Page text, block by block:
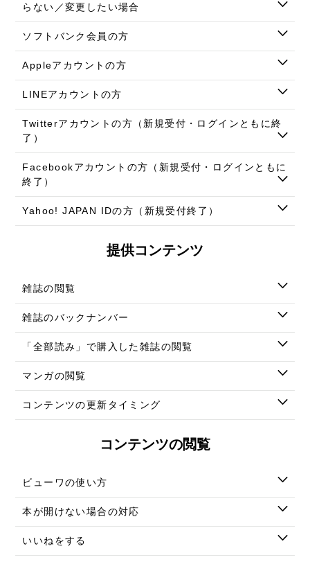
らない／変更したい場合
ソフトバンク会員の方
Appleアカウントの方
LINEアカウントの方
Twitterアカウントの方（新規受付・ログインともに終
了）
Facebookアカウントの方（新規受付・ログインともに
終了）
Yahoo! JAPAN IDの方（新規受付終了）
提供コンテンツ
雑誌の閲覧
雑誌のバックナンバー
「全部読み」で購入した雑誌の閲覧
マンガの閲覧
コンテンツの更新タイミング
コンテンツの閲覧
ビューワの使い方
本が開けない場合の対応
いいねをする